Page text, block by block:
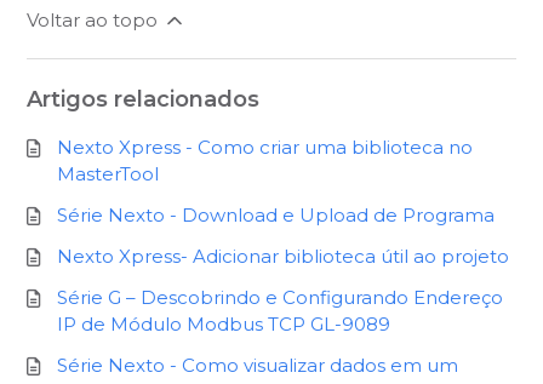
Voltar ao topo
Artigos relacionados
Nexto Xpress - Como criar uma biblioteca no
MasterTool
Série Nexto - Download e Upload de Programa
Nexto Xpress- Adicionar biblioteca útil ao projeto
Série G – Descobrindo e Configurando Endereço
IP de Módulo Modbus TCP GL-9089
Série Nexto - Como visualizar dados em um